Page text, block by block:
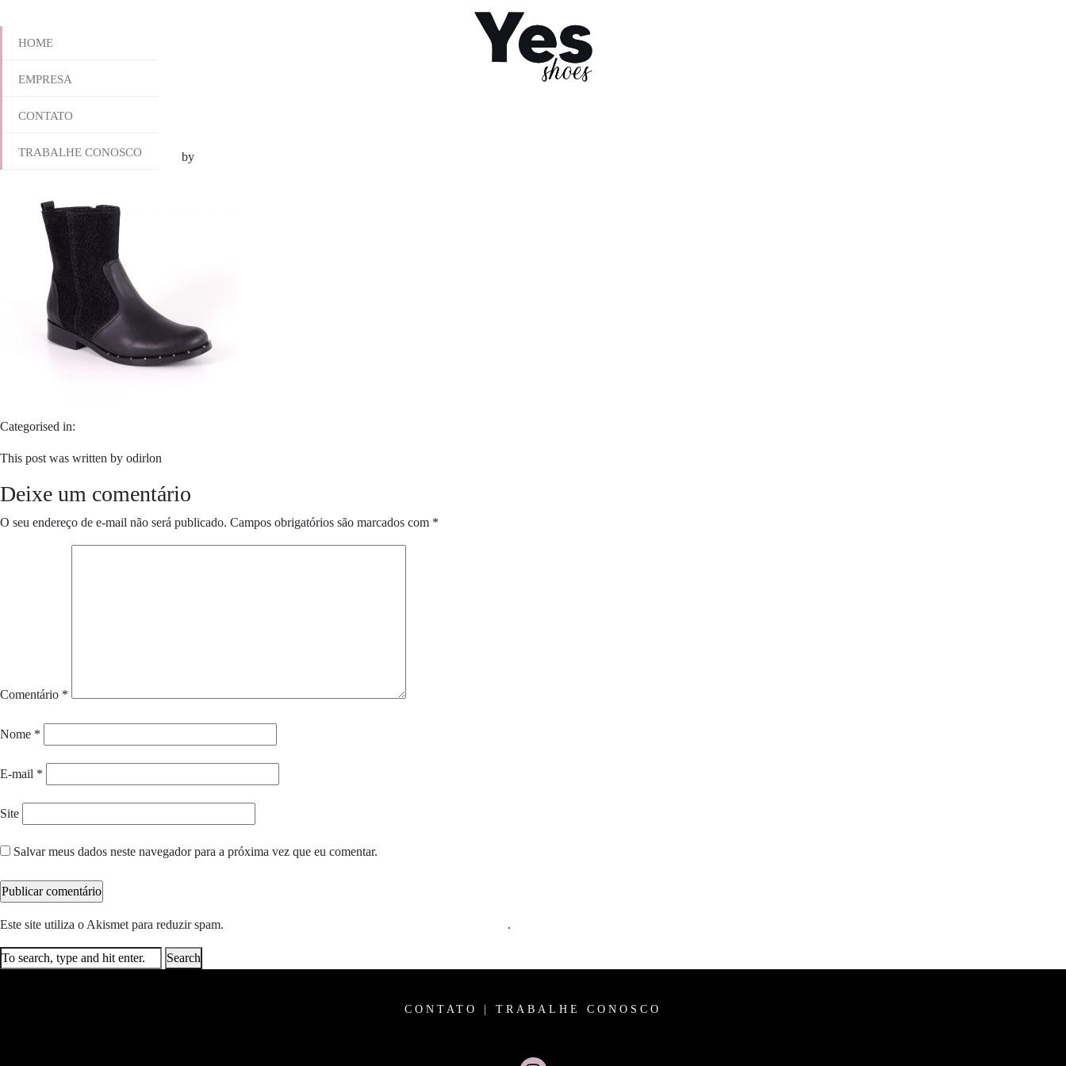
HOME
EMPRESA
CONTATO
TRABALHE CONOSCO
555-3360
janeiro 12, 2018 1:48 pm Published by
Categorised in:
This post was written by odirlon
Deixe um comentário
O seu endereço de e-mail não será publicado. Campos obrigatórios são marcados com *
Comentário *
Nome *
E-mail *
Site
Salvar meus dados neste navegador para a próxima vez que eu comentar.
Este site utiliza o Akismet para reduzir spam. .
Search
CONTATO TRABALHE CONOSCO